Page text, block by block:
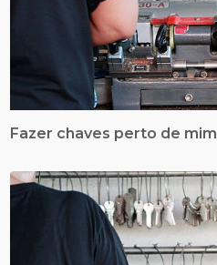
Fazer chaves perto de mim